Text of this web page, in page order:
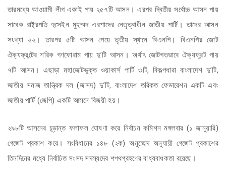
তারমধ্যে আওয়ামী লীগ একাই পায় ২৫৭টি আসন। এরপর দ্বিতীয় সর্বোচ্চ আসন পায়
সাবেক রাষ্ট্রপতি হুসেইন মুহম্মদ এরশাদের নেতৃত্বাধীন জাতীয় পার্টি। তাদের আসন
সংখ্যা ২২। তারপর ৫টি আসন পেয়ে তৃতীয় স্থানে বিএনপি। বিএনপির জোট
ঐক্যফ্রন্টের শরিক গণফোরাম পায় দু’টি আসন। অর্থাৎ জোটগতভাবে ঐক্যফ্রন্ট পায়
৭টি আসন। এছাড়া মহাজোটভুক্ত ওয়াকার্স পার্টি ৩টি, বিকল্পধারা বাংলাদেশ দু’টি,
জাতীয় সমাজ তান্ত্রিক দল (জাসদ) দু’টি, বাংলাদেশ তরিকত ফেডারেশন একটি এবং
জাতীয় পার্টি (জেপি) একটি আসনে বিজয়ী হয়।
২৯৮টি আসনের চূড়ান্ত ফলাফল ঘোষণা করে নির্বাচন কমিশন মঙ্গলবার (১ জানুয়ারি)
গেজেট প্রকাশ করে। সংবিধানের ১৪৮ (২ক) অনুচ্ছেদ অনুযায়ী গেজেট প্রকাশের
তিনদিনের মধ্যে নির্বাচিত সংসদ সদস্যদের শপথগ্রহণের বাধ্যবাধকতা রয়েছে।